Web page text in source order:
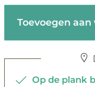
Toevoegen
Op de plank